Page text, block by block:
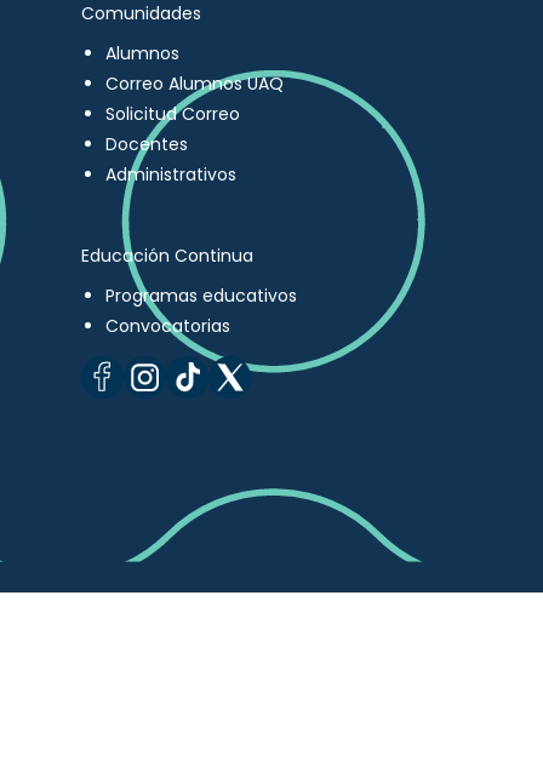
Comunidades
Alumnos
Correo Alumnos UAQ
Solicitud Correo
Docentes
Administrativos
Educación Continua
Programas educativos
Convocatorias